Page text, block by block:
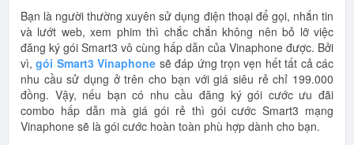
Bạn là người thường xuyên sử dụng điện thoại để gọi, nhắn tin
và lướt web, xem phim thì chắc chắn không nên bỏ lỡ việc
đăng ký gói Smart3 vô cùng hấp dẫn của Vinaphone được. Bởi
vì,gói Smart3 Vinaphone sẽ đáp ứng trọn vẹn hết tất cả các
nhu cầu sử dụng ở trên cho bạn với giá siêu rẻ chỉ 199.000
đồng. Vậy, nếu bạn có nhu cầu đăng ký gói cước ưu đãi
combo hấp dẫn mà giá gói rẻ thì gói cước Smart3 mạng
Vinaphone sẽ là gói cước hoàn toàn phù hợp dành cho bạn.